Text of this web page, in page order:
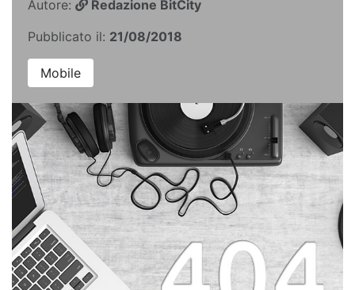
Autore:
Redazione BitCity
Pubblicato il: 21/08/2018
Mobile